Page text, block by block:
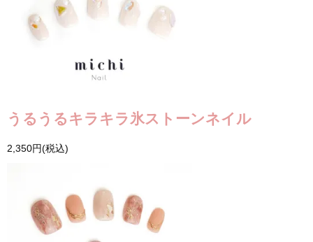
うるうるキラキラ氷ストーンネイル
2,350円(税込)